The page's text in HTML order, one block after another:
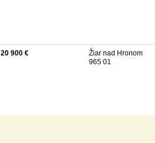
20 900 €
Žiar nad Hronom
965 01